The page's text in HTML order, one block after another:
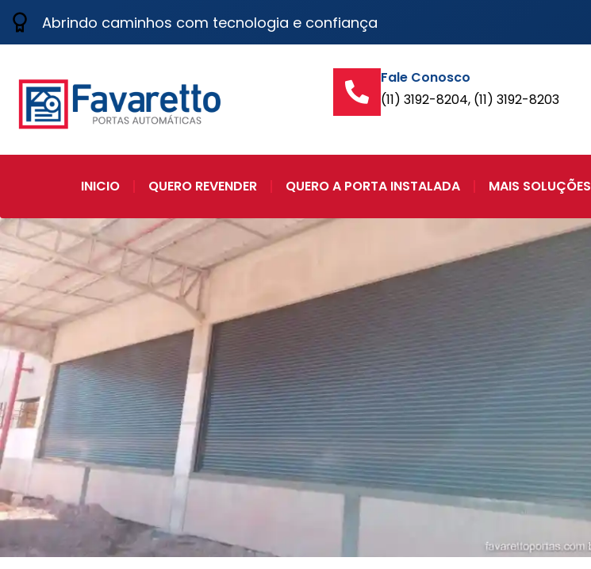
Abrindo caminhos com tecnologia e confiança
Fale Conosco
(11) 3192-8204, (11) 3192-8203
INICIO QUERO REVENDER QUERO A PORTA INSTALADA MAIS SOLUÇÕES